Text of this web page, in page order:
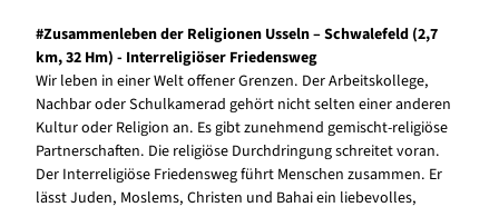
#Zusammenleben der Religionen Usseln – Schwalefeld (2,7
km, 32 Hm) - Interreligiöser Friedensweg
Wir leben in einer Welt offener Grenzen. Der Arbeitskollege,
Nachbar oder Schulkamerad gehört nicht selten einer anderen
Kultur oder Religion an. Es gibt zunehmend gemischt-religiöse
Partnerschaften. Die religiöse Durchdringung schreitet voran.
Der Interreligiöse Friedensweg führt Menschen zusammen. Er
lässt Juden, Moslems, Christen und Bahai ein liebevolles,